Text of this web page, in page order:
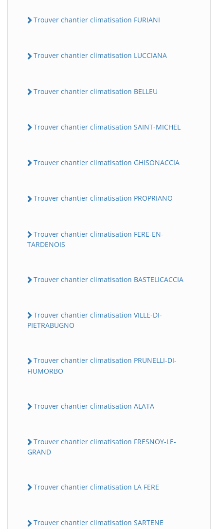
Trouver chantier climatisation FURIANI
Trouver chantier climatisation LUCCIANA
Trouver chantier climatisation BELLEU
Trouver chantier climatisation SAINT-MICHEL
Trouver chantier climatisation GHISONACCIA
Trouver chantier climatisation PROPRIANO
Trouver chantier climatisation FERE-EN-
TARDENOIS
Trouver chantier climatisation BASTELICACCIA
Trouver chantier climatisation VILLE-DI-
PIETRABUGNO
Trouver chantier climatisation PRUNELLI-DI-
FIUMORBO
Trouver chantier climatisation ALATA
Trouver chantier climatisation FRESNOY-LE-
GRAND
Trouver chantier climatisation LA FERE
Trouver chantier climatisation SARTENE